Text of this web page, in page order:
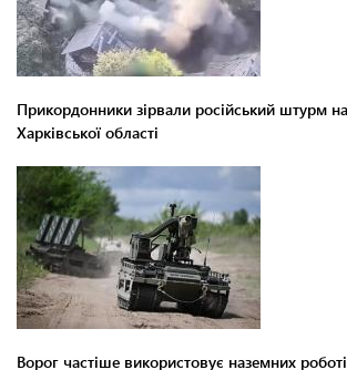
Прикордонники зірвали російський штурм на
Харківської області
Ворог частіше використовує наземних